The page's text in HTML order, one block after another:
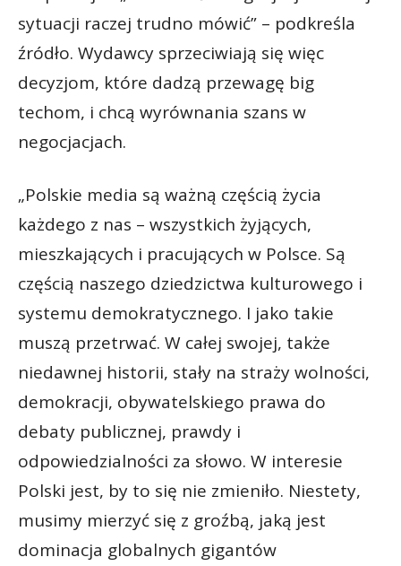
sytuacji raczej trudno mówić” – podkreśla
źródło. Wydawcy sprzeciwiają się więc
decyzjom, które dadzą przewagę big
techom, i chcą wyrównania szans w
negocjacjach.
„Polskie media są ważną częścią życia
każdego z nas – wszystkich żyjących,
mieszkających i pracujących w Polsce. Są
częścią naszego dziedzictwa kulturowego i
systemu demokratycznego. I jako takie
muszą przetrwać. W całej swojej, także
niedawnej historii, stały na straży wolności,
demokracji, obywatelskiego prawa do
debaty publicznej, prawdy i
odpowiedzialności za słowo. W interesie
Polski jest, by to się nie zmieniło. Niestety,
musimy mierzyć się z groźbą, jaką jest
dominacja globalnych gigantów